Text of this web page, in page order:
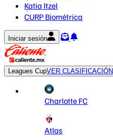
Katia Itzel
CURP Biométrica
Iniciar sesión
Leagues CupVER CLASIFICACIÓN
Charlotte FC
Atlas